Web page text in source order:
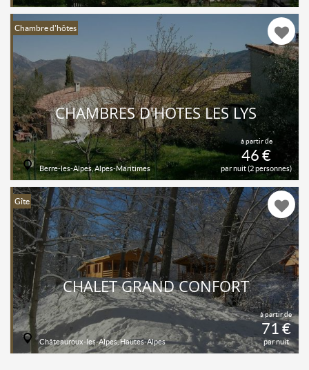
Chambre d'hôtes
à partir de
46 €
par nuit (2 personnes)
CHAMBRES D'HOTES LES LYS
Berre-les-Alpes, Alpes-Maritimes
Gîte
à partir de
71 €
par nuit
CHALET GRAND CONFORT
Châteauroux-les-Alpes, Hautes-Alpes